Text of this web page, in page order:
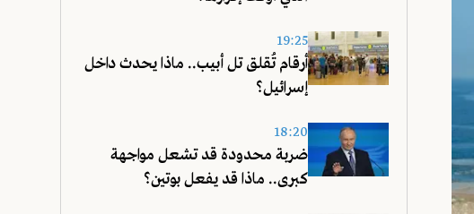
19:25
أرقام تُقلق تل أبيب.. ماذا يحدث داخل
إسرائيل؟
18:20
ضربة محدودة قد تشعل مواجهة
كبرى.. ماذا قد يفعل بوتين؟